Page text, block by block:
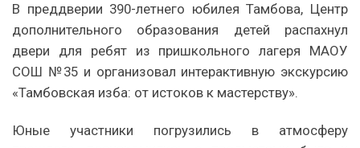
В преддверии 390-летнего юбилея Тамбова, Центр
дополнительного образования детей распахнул
двери для ребят из пришкольного лагеря МАОУ
СОШ №35 и организовал интерактивную экскурсию
«Тамбовская изба: от истоков к мастерству».
Юные участники погрузились в атмосферу